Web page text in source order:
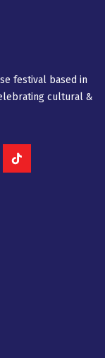
festival based in
cultural &